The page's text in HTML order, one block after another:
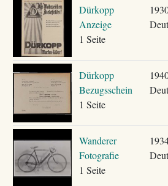
Dürkopp
Anzeige
1 Seite
Dürkopp
Bezugsschein
1 Seite
Wanderer
Fotografie
1 Seite